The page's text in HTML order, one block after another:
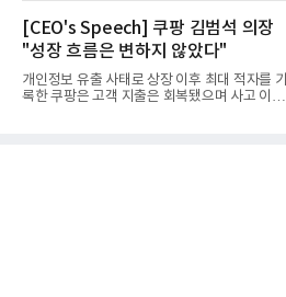
[CEO's Speech] 쿠팡 김범석 의장
"성장 흐름은 변하지 않았다"
개인정보 유출 사태로 상장 이후 최대 적자를 기
록한 쿠팡은 고객 지출은 회복됐으며 사고 이전